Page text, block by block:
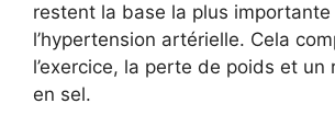
restent la base la plus importante
l’hypertension artérielle. Cela
l’exercice, la perte de poids et un
en sel.